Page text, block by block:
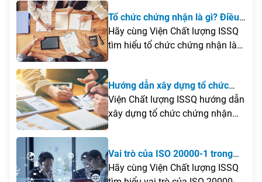
Tổ chức chứng nhận là gì? Điều
kiện để thành lập tổ chức chứng
nhận tại Việt Nam
Hãy cùng Viện Chất lượng ISSQ
tìm hiểu tổ chức chứng nhận là
gì, những điều kiện cần đáp ứng
để thành lập tại Việt Nam cũng
như các lưu ý quan trọng giúp
doanh nghiệp xây dựng tổ chức
chứng nhận hiệu quả và đúng
quy định.
Hướng dẫn xây dựng tổ chức
chứng nhận
Viện Chất lượng ISSQ hướng dẫn
xây dựng tổ chức chứng nhận
theo ISO/IEC 17021 và ISO/IEC
17065, từ khảo sát, đào tạo
chuyên gia, xây dựng hệ thống
quản lý đến đăng ký công nhận
Vai trò của ISO 20000-1 trong
quá trình chuyển đổi số của
Hãy cùng Viện Chất lượng ISSQ